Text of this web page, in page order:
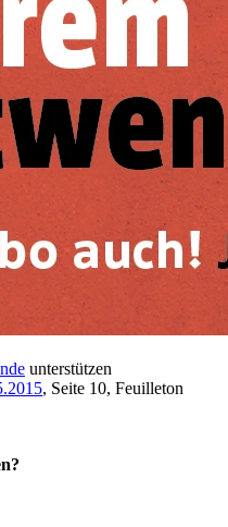
unterstützen
, Seite 10, Feuilleton